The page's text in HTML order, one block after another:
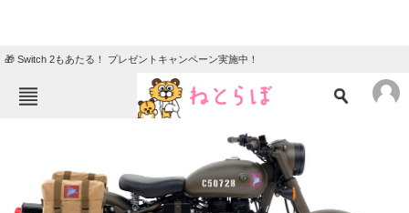
🎁 Switch 2もあたる！ プレゼントキャンペーン実施中！
ニュース
エンタメ クイズ